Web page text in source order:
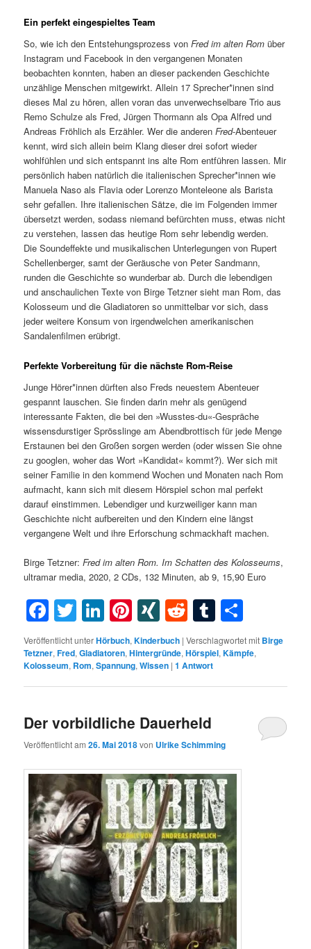
Ein perfekt eingespieltes Team
So, wie ich den Entstehungsprozess vonFred im alten Rom über
Instagram und Facebook in den vergangenen Monaten
beobachten konnten, haben an dieser packenden Geschichte
unzählige Menschen mitgewirkt. Allein 17 Sprecher*innen sind
dieses Mal zu hören, allen voran das unverwechselbare Trio aus
Remo Schulze als Fred, Jürgen Thormann als Opa Alfred und
Andreas Fröhlich als Erzähler. Wer die anderenFred-Abenteuer
kennt, wird sich allein beim Klang dieser drei sofort wieder
wohlfühlen und sich entspannt ins alte Rom entführen lassen. Mir
persönlich haben natürlich die italienischen Sprecher*innen wie
Manuela Naso als Flavia oder Lorenzo Monteleone als Barista
sehr gefallen. Ihre italienischen Sätze, die im Folgenden immer
übersetzt werden, sodass niemand befürchten muss, etwas nicht
zu verstehen, lassen das heutige Rom sehr lebendig werden.
Die Soundeffekte und musikalischen Unterlegungen von Rupert
Schellenberger, samt der Geräusche von Peter Sandmann,
runden die Geschichte so wunderbar ab. Durch die lebendigen
und anschaulichen Texte von Birge Tetzner sieht man Rom, das
Kolosseum und die Gladiatoren so unmittelbar vor sich, dass
jeder weitere Konsum von irgendwelchen amerikanischen
Sandalenfilmen erübrigt.
Perfekte Vorbereitung für die nächste Rom-Reise
Junge Hörer*innen dürften also Freds neuestem Abenteuer
gespannt lauschen. Sie finden darin mehr als genügend
interessante Fakten, die bei den »Wusstes-du«-Gespräche
wissensdurstiger Sprösslinge am Abendbrottisch für jede Menge
Erstaunen bei den Großen sorgen werden (oder wissen Sie ohne
zu googlen, woher das Wort »Kandidat« kommt?). Wer sich mit
seiner Familie in den kommend Wochen und Monaten nach Rom
aufmacht, kann sich mit diesem Hörspiel schon mal perfekt
darauf einstimmen. Lebendiger und kurzweiliger kann man
Geschichte nicht aufbereiten und den Kindern eine längst
vergangene Welt und ihre Erforschung schmackhaft machen.
Birge Tetzner:Fred im alten Rom. Im Schatten des Kolosseums,
ultramar media, 2020, 2 CDs, 132 Minuten, ab 9, 15,90 Euro
Facebook
Twitter
LinkedIn
Pinterest
XINGRedditTumblr
Veröffentlicht unterHörbuch,Kinderbuch |Verschlagwortet mit Birge
Tetzner,Fred,Gladiatoren,Hintergründe,Hörspiel,Kämpfe,
Kolosseum, Rom,Spannung,Wissen |1 Antwort
Der vorbildliche Dauerheld
Veröffentlicht am26. Mai 2018von Ulrike Schimming